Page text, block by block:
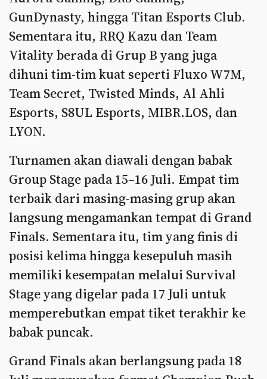
GunDynasty, hingga Titan Esports Club.
Sementara itu, RRQ Kazu dan Team
Vitality berada di Grup B yang juga
dihuni tim-tim kuat seperti Fluxo W7M,
Team Secret, Twisted Minds, Al Ahli
Esports, S8UL Esports, MIBR.LOS, dan
LYON.
Turnamen akan diawali dengan babak
Group Stage pada 15–16 Juli. Empat tim
terbaik dari masing-masing grup akan
langsung mengamankan tempat di Grand
Finals. Sementara itu, tim yang finis di
posisi kelima hingga kesepuluh masih
memiliki kesempatan melalui Survival
Stage yang digelar pada 17 Juli untuk
memperebutkan empat tiket terakhir ke
babak puncak.
Grand Finals akan berlangsung pada 18